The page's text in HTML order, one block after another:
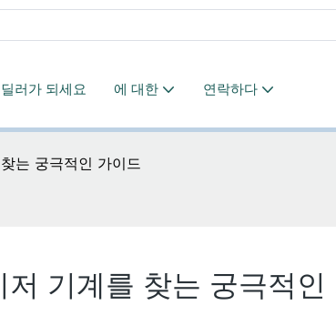
딜러가 되세요 에 대한 연락하다
는 궁극적인 가이드
기계를 찾는 궁극적인